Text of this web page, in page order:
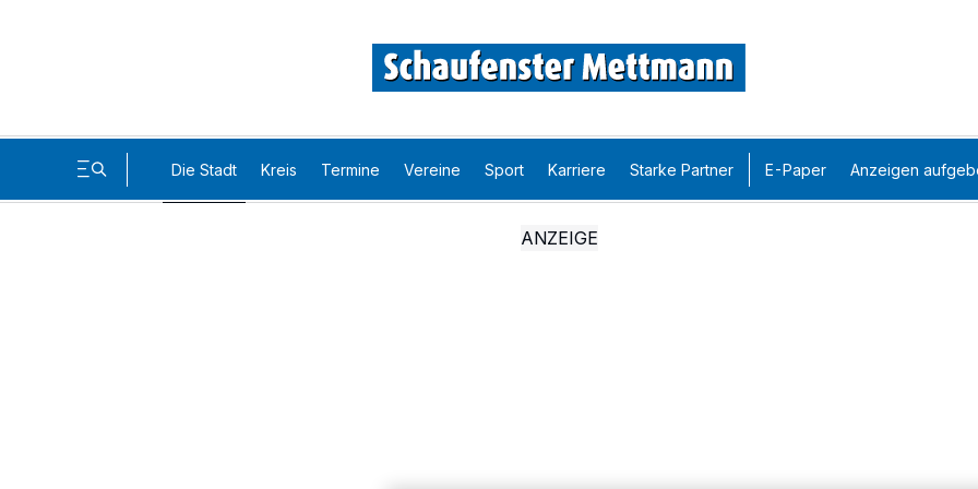
Die Stadt Kreis Termine Vereine Sport Karriere Starke Partner E-Paper Anzeigen